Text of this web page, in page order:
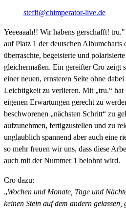
steffi@chimperator-live.de
Yeeeaaah!! Wir habens gerschafft!
auf Platz 1 der deutschen Albumcharts
überraschte, begeisterte und
gleichermaßen. Ein gereifter Cro zeigt
einer neuen, ernsteren Seite ohne
Leichtigkeit zu verlieren. Mit „tru.“ hat
eigenen Erwartungen gerecht zu
beschworenen „nächsten Schritt“ zu
aufzunehmen, fertigzustellen und zu
unglaublich spannend aber auch eine
so mehr freuen wir uns, dass diese
auch mit der Nummer 1 belohnt wird.
Cro dazu:
„Wochen und Monate, Tage und
keinen Stein auf dem andern